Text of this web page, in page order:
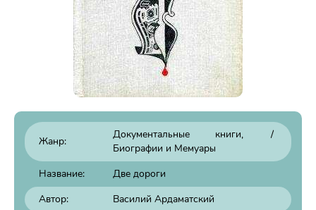
Жанр:
Документальные книги
/
Биографии и Мемуары
Название:
Две дороги
Автор:
Василий Ардаматский